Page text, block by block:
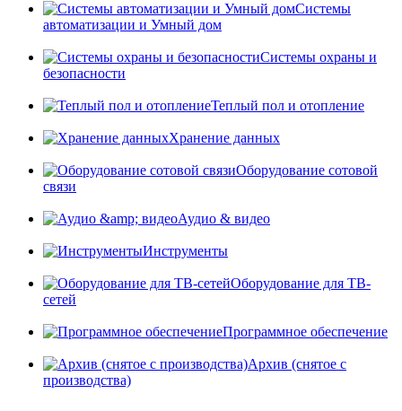
Системы
автоматизации и Умный дом
Системы охраны и
безопасности
Теплый пол и отопление
Хранение данных
Оборудование сотовой
связи
Аудио & видео
Инструменты
Оборудование для ТВ-
сетей
Программное обеспечение
Архив (снятое с
производства)